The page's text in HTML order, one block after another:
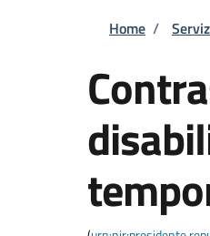
Home /